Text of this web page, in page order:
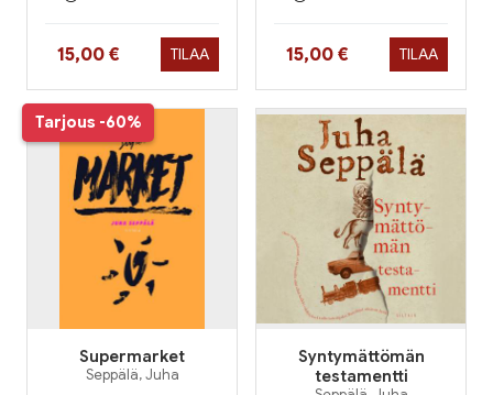
Hinta nyt
15,00 € TILAA Hinta nyt
15,00 € TILAA
Tarjous -60%
Supermarket
Seppälä, Juha
Syntymättömän
testamentti